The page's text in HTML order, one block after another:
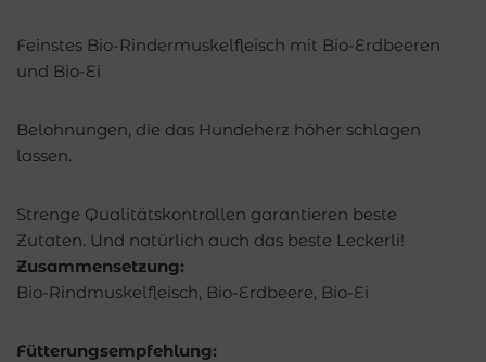
Feinstes Bio-Rindermuskelfleisch mit Bio-Erdbeeren
und Bio-Ei
Belohnungen, die das Hundeherz höher schlagen
lassen.
Strenge Qualitätskontrollen garantieren beste
Zutaten. Und natürlich auch das beste Leckerli!
Zusammensetzung:
Bio-Rindmuskelfleisch, Bio-Erdbeere, Bio-Ei
Fütterungsempfehlung: